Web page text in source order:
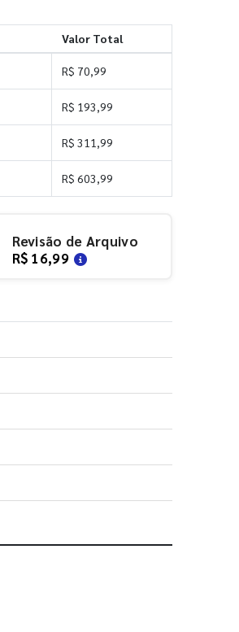
Valor Total
R$ 70,99
R$ 193,99
R$ 311,99
R$ 603,99
Revisão de Arquivo
R$ 16,99
as condições de entrega